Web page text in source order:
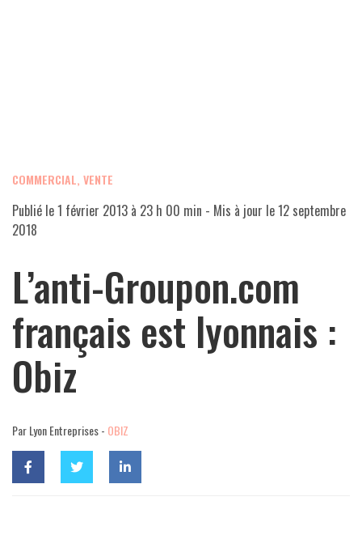
COMMERCIAL, VENTE
Publié le1 février 2013 à 23 h 00 min - Mis à jour le12 septembre
2018
L’anti-Groupon.com
français est lyonnais :
Obiz
Par Lyon Entreprises - OBIZ